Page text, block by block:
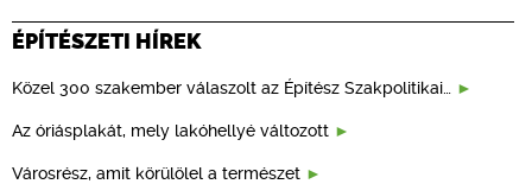
ÉPÍTÉSZETI HÍREK
Közel 300 szakember válaszolt az Építész Szakpolitikai…
Az óriásplakát, mely lakóhellyé változott
Városrész, amit körülölel a természet